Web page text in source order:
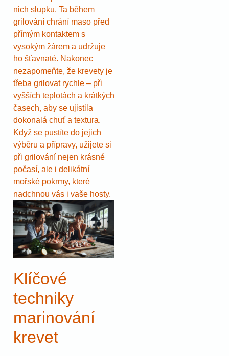
nich slupku. Ta během
grilování chrání maso před
přímým kontaktem s
vysokým žárem a udržuje
ho šťavnaté. Nakonec
nezapomeňte, že krevety je
třeba grilovat rychle – při
vyšších teplotách a krátkých
časech, aby se ujistila
dokonalá chuť a textura.
Když se pustíte do jejich
výběru a přípravy, užijete si
při grilování nejen krásné
počasí, ale i delikátní
mořské pokrmy, které
nadchnou vás i vaše hosty.
Klíčové
techniky
marinování
krevet